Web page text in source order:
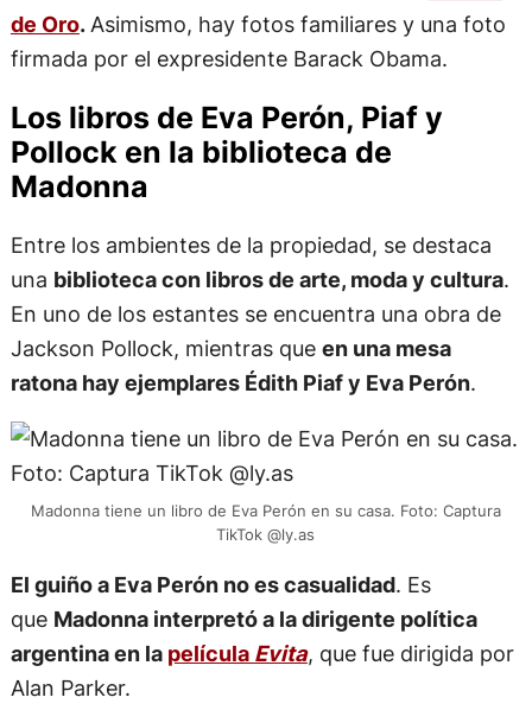
de Oro.Asimismo, hay fotos familiares y una foto
firmada por el expresidente Barack Obama.
Los libros de Eva Perón, Piaf y
Pollock en la biblioteca de
Madonna
Entre los ambientes de la propiedad, se destaca
una biblioteca con libros de arte, moda y cultura.
En uno de los estantes se encuentra una obra de
Jackson Pollock, mientras que en una mesa
ratona hay ejemplares Édith Piaf y Eva Perón.
Madonna tiene un libro de Eva Perón en su casa. Foto: Captura
TikTok @ly.as
El guiño a Eva Perón no es casualidad. Es
que Madonna interpretó a la dirigente política
argentina en la película Evita, que fue dirigida por
Alan Parker.